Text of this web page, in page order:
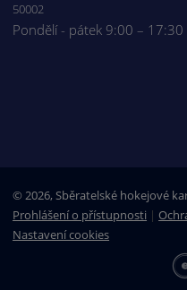
50002
Pondělí - pátek 9:00 – 17:30
© 2026, Sběratelské hokejové
Prohlášení o přístupnosti |
Nastavení cookies